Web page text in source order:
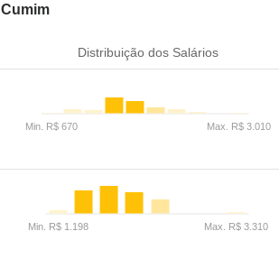
Distribuição dos Salários